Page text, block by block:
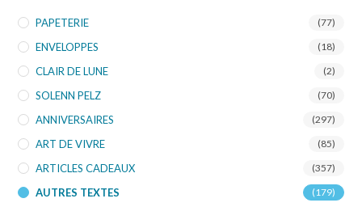
PAPETERIE (77)
ENVELOPPES (18)
CLAIR DE LUNE (2)
SOLENN PELZ (70)
ANNIVERSAIRES (297)
ART DE VIVRE (85)
ARTICLES CADEAUX (357)
AUTRES TEXTES (179)